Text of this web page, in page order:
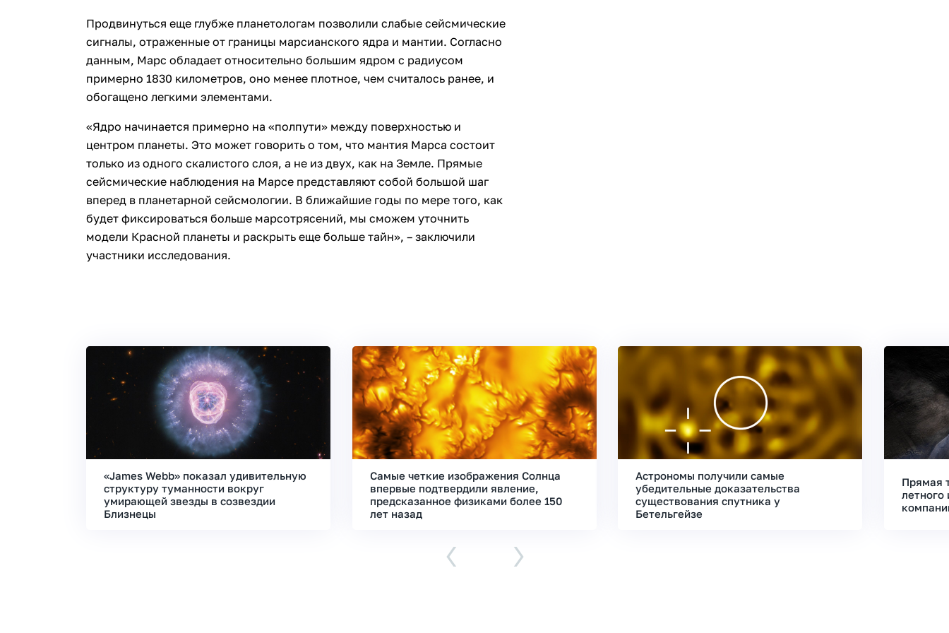
Продвинуться еще глубже планетологам позволили слабые сейсмические
сигналы, отраженные от границы марсианского ядра и мантии. Согласно
данным, Марс обладает относительно большим ядром ​с радиусом
примерно 1830 километров, оно менее плотное, чем считалось ранее, и
обогащено легкими элементами.
«Ядро начинается примерно на «полпути» между поверхностью и
центром планеты. Это может говорить о том, что мантия Марса состоит
только из одного скалистого слоя, а не из двух, как на Земле. Прямые
сейсмические наблюдения на Марсе представляют собой большой шаг
вперед в планетарной сейсмологии. В ближайшие годы по мере того, как
будет фиксироваться больше марсотрясений, мы сможем уточнить
модели Красной планеты и раскрыть еще больше тайн», – заключили
участники исследования.
«James Webb» показал удивительную
структуру туманности вокруг
умирающей звезды в созвездии
Близнецы
Самые четкие изображения Солнца
впервые подтвердили явление,
предсказанное физиками более 150
лет назад
Астрономы получили самые
убедительные доказательства
существования спутника у
Бетельгейзе
Прямая
летного
‹ ›